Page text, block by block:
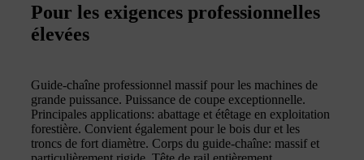
Pour les exigences professionnelles
élevées
Guide-chaîne professionnel massif pour les machines de
grande puissance. Puissance de coupe exceptionnelle.
Principales applications: abattage et étêtage en exploitation
forestière. Convient également pour le bois dur et les
troncs de fort diamètre. Corps du guide-chaîne: massif et